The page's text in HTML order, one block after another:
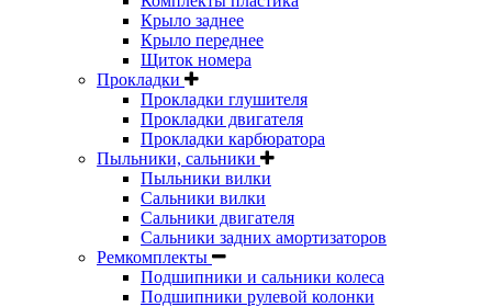
Крыло заднее
Крыло переднее
Щиток номера
Прокладки
Прокладки глушителя
Прокладки двигателя
Прокладки карбюратора
Пыльники, сальники
Пыльники вилки
Сальники вилки
Сальники двигателя
Сальники задних амортизаторов
Ремкомплекты
Подшипники и сальники колеса
Подшипники рулевой колонки